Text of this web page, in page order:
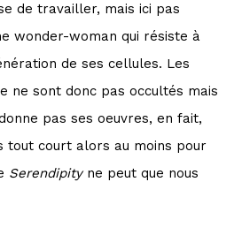
de travailler, mais ici pas
wonder-woman qui résiste à
de ses cellules. Les
ne sont donc pas occultés mais
pas ses oeuvres, en fait,
tout court alors au moins pour
Serendipityne peut que nous